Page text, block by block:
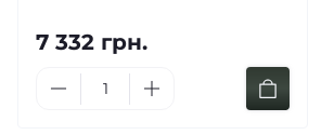
7 332 грн.